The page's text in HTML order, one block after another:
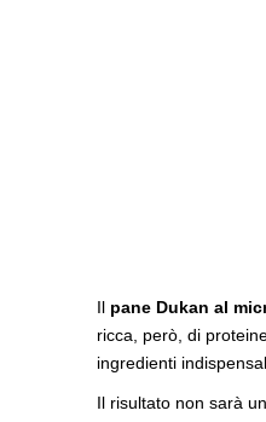
Il pane Dukan al
ricca, però, di
ingredienti
Il risultato non sarà